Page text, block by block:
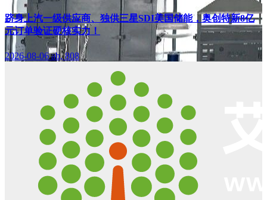
跻身上汽一级供应商、独供三星SDI美国储能，奥创特新8亿
元订单验证硬核实力！
2026-08-06ab, 808